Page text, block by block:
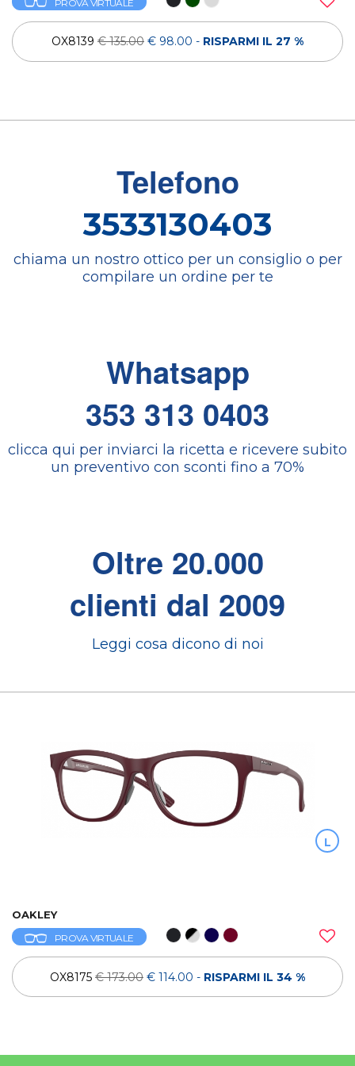
PROVA VIRTUALE
OX8139 € 135.00 € 98.00 - RISPARMI IL 27 %
Telefono
3533130403
chiama un nostro ottico per un consiglio o per
compilare un ordine per te
Whatsapp
353 313 0403
clicca qui per inviarci la ricetta e ricevere subito
un preventivo con sconti fino a 70%
Oltre 20.000
clienti dal 2009
Leggi cosa dicono di noi
L
OAKLEY
PROVA VIRTUALE
OX8175 € 173.00 € 114.00 - RISPARMI IL 34 %